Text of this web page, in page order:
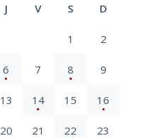
J V S D
1 2
6 7 8 9
13 14 15 16
20 21 22 23